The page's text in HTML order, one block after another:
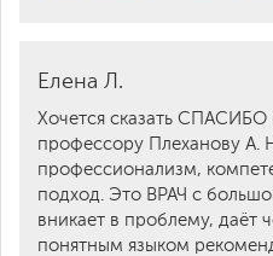
Елена Л.
Хочется сказать СПАСИБО
профессору Плеханову А.
профессионализм,
подход. Это ВРАЧ с
вникает в проблему, даёт
понятным языком